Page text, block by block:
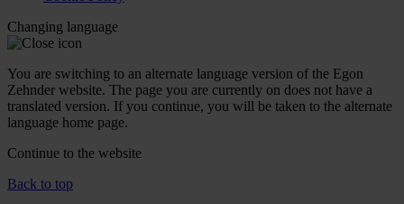
Changing language
You are switching to an alternate language version of the Egon
Zehnder website. The page you are currently on does not have a
translated version. If you continue, you will be taken to the alternate
language home page.
Continue to the website
Back to top